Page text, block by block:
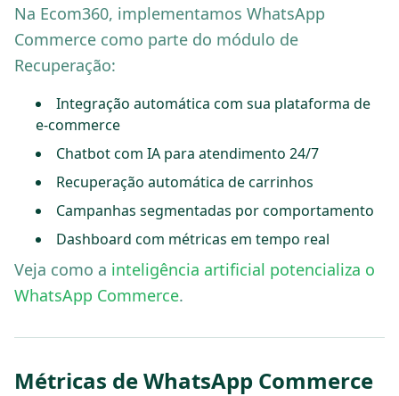
Na Ecom360, implementamos WhatsApp
Commerce como parte do módulo de
Recuperação:
Integração automática com sua plataforma de
e-commerce
Chatbot com IA para atendimento 24/7
Recuperação automática de carrinhos
Campanhas segmentadas por comportamento
Dashboard com métricas em tempo real
Veja como a inteligência artificial potencializa o
WhatsApp Commerce.
Métricas de WhatsApp Commerce